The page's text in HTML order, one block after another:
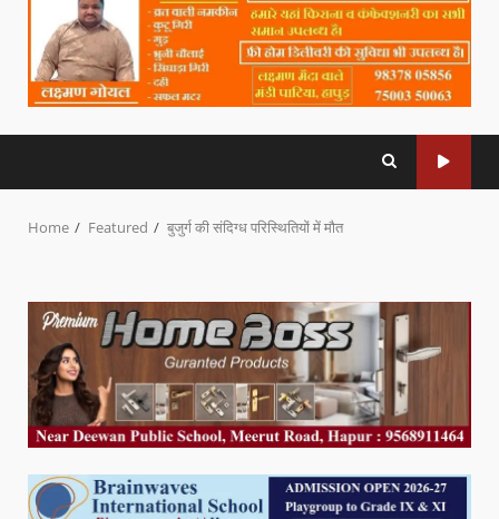
Home Featured बुजुर्ग की संदिग्ध परिस्थितियों में मौत